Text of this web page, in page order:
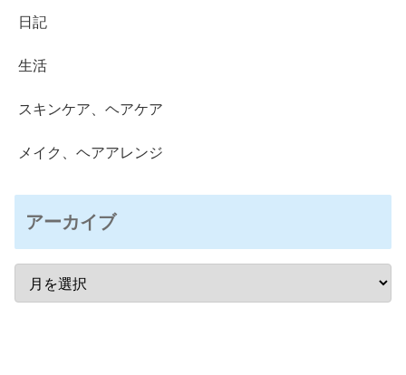
日記
生活
スキンケア、ヘアケア
メイク、ヘアアレンジ
アーカイブ